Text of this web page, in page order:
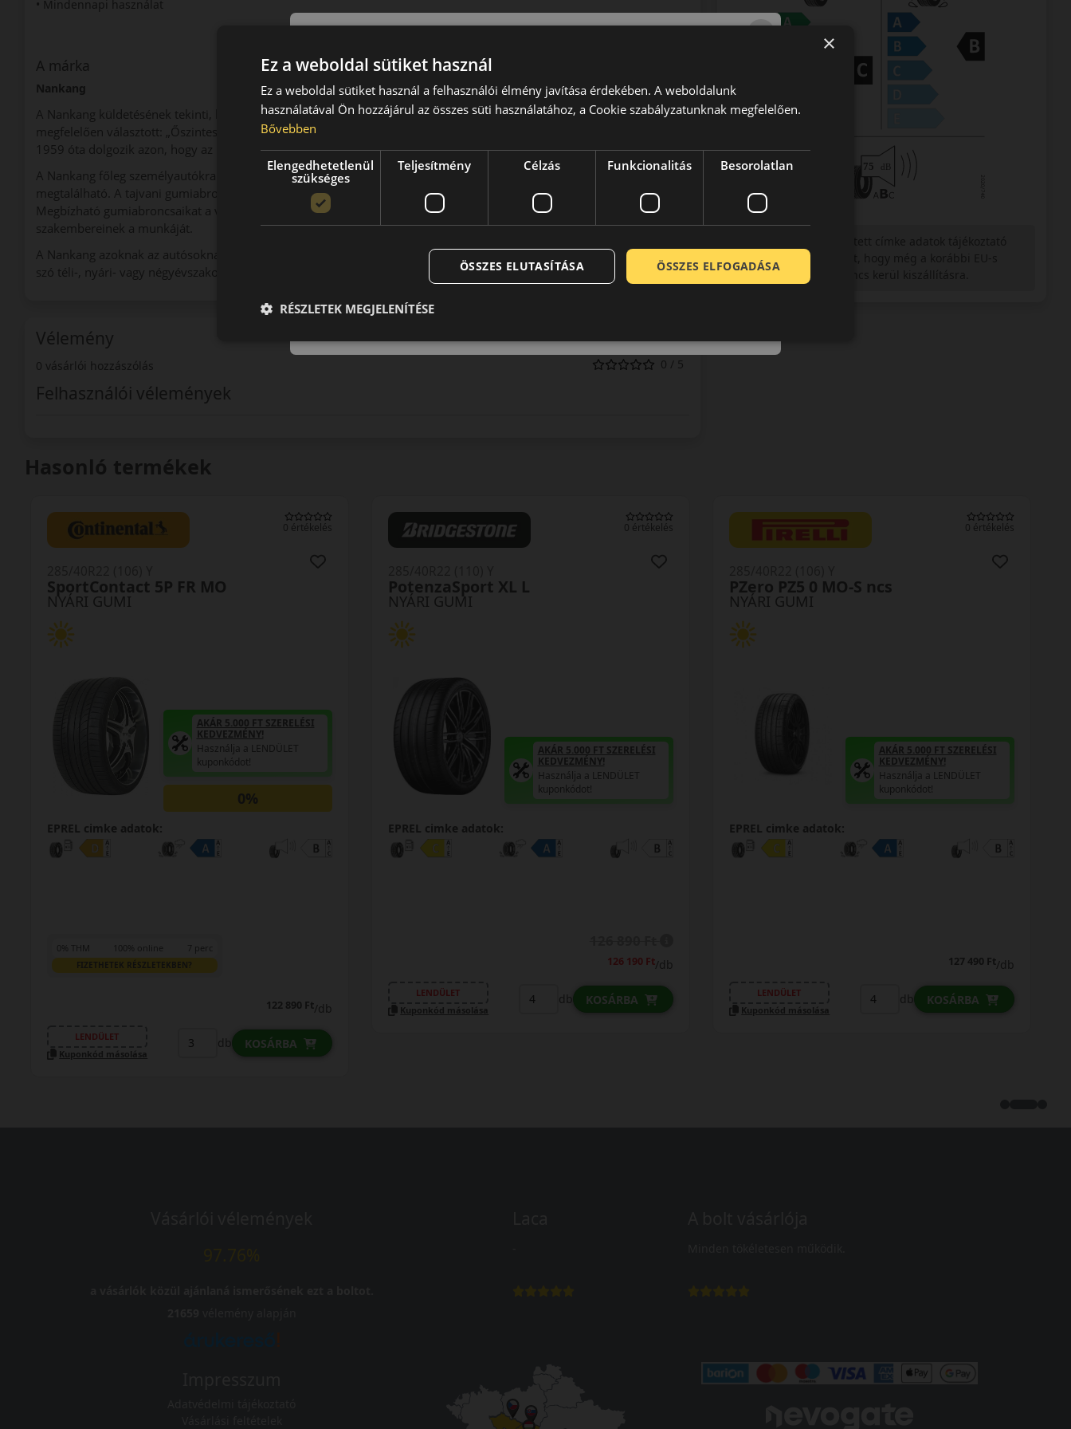
• Mindennapi használat
A márka
Nankang
A Nankang küldetésének tekinti, hogy a vásárlók elvárásait kielégítse, a gumiabroncsgyártó mottót is ennek
megfelelően választott: „Őszinteség, gyakorlatiasság és innováció”. Tajvan legjelentősebb autógumikat gyártó vállalata
1959 óta dolgozik azon, hogy az utakon minél biztonságosabban közlekedhessünk az utakon.
A Nankang főleg személyautókra gyárt gumiabroncsot, de kínálatukban gyakorlatilag minden jármű autógumija
megtalálható. A tajvani gumiabroncsokat több mint 100 országban, a világ valamennyi kontinensén megtaláljuk.
Megbízható gumiabroncsaikat a világ minden táján elismerik és több díjjal is jutalmazták már a Nankang
szakembereinek a munkáját.
A Nankang azoknak az autósoknak ideális választás, akik elérhető áron keresnek megbízható gumiabroncsot, legyen
szó téli-, nyári- vagy négyévszakos gumiabroncsról.
Vélemény
0 vásárlói hozzászólás 0 / 5
Felhasználói vélemények
jellegűek. Előfordulhat, hogy még a korábbi EU-s
címkével ellátott abroncs kerül kiszállításra.
Hasonló termékek
0 értékelés
NYÁRI GUMI
SportContact 5P FR MO
AKÁR 5.000 FT SZERELÉSI
KEDVEZMÉNY!
Használja a LENDÜLET
kuponkódot!
0%
EPREL cimke adatok:
0% THM 100% online 7 perc
FIZETHETEK RÉSZLETEKBEN?
122 890 Ft/db
LENDÜLET
Kuponkód másolása
db KOSÁRBA
0 értékelés
NYÁRI GUMI
PotenzaSport XL L
AKÁR 5.000 FT SZERELÉSI
KEDVEZMÉNY!
Használja a LENDÜLET
kuponkódot!
EPREL cimke adatok:
126 190 Ft/db
LENDÜLET
Kuponkód másolása
db KOSÁRBA
0 értékelés
NYÁRI GUMI
PZero PZ5 0 MO-S ncs
AKÁR 5.000 FT SZERELÉSI
KEDVEZMÉNY!
Használja a LENDÜLET
kuponkódot!
EPREL cimke adatok:
127 490 Ft/db
LENDÜLET
Kuponkód másolása
db KOSÁRBA
×
Ez a weboldal sütiket használ
Ez a weboldal sütiket használ a felhasználói élmény javítása érdekében. A weboldalunk
használatával Ön hozzájárul az összes süti használatához, a Cookie szabályzatunknak megfelelően.
Bővebben
Elengedhetetlenül
szükséges
Teljesítmény Célzás Funkcionalitás Besorolatlan
ÖSSZES ELFOGADÁSA
ÖSSZES ELUTASÍTÁSA
RÉSZLETEK MEGJELENÍTÉSE